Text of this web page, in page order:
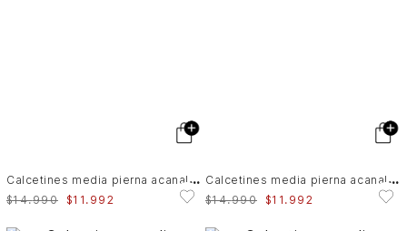
C
alcetines media pierna acanalado para hombre
$14.990 $11 . 992
C
alcetines media pierna acanalado para hombre
$14.990 $11 . 992